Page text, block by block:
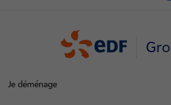
Je déménage